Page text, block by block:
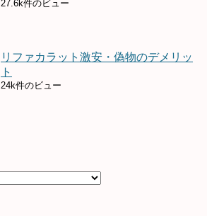
27.6k件のビュー
リファカラット激安・偽物のデメリッ
ト
24k件のビュー